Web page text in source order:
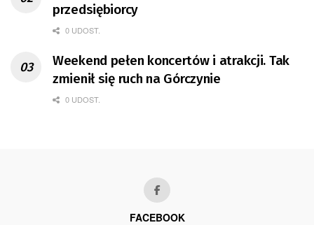
przedsiębiorcy
0 UDOST.
Weekend pełen koncertów i atrakcji. Tak
zmienił się ruch na Górczynie
0 UDOST.
FACEBOOK